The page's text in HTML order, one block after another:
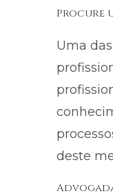
Procure
Uma
deste